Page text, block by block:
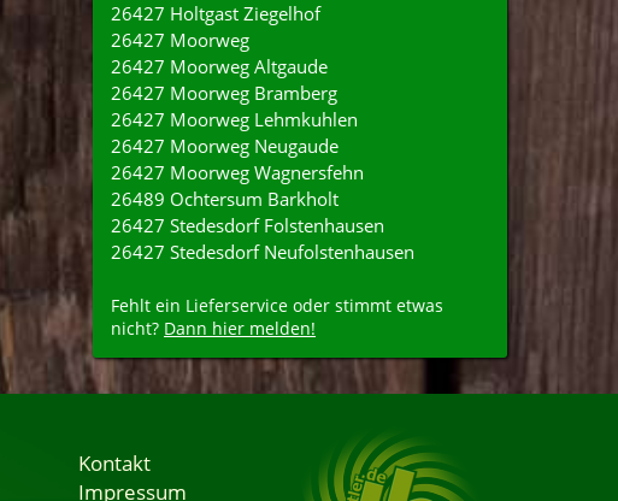
26427 Holtgast Ziegelhof
26427 Moorweg
26427 Moorweg Altgaude
26427 Moorweg Bramberg
26427 Moorweg Lehmkuhlen
26427 Moorweg Neugaude
26427 Moorweg Wagnersfehn
26489 Ochtersum Barkholt
26427 Stedesdorf Folstenhausen
26427 Stedesdorf Neufolstenhausen
Fehlt ein Lieferservice oder stimmt etwas
nicht? Dann hier melden!
Kontakt
Impressum